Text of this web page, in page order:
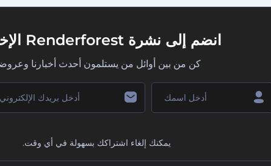
انضم إلى نشرة Renderforest الإخبارية
كن من بين أوائل من يستلمون أحدث أخبارنا
يمكنك إلغاء اشتراكك بسهولة في أي وقت.